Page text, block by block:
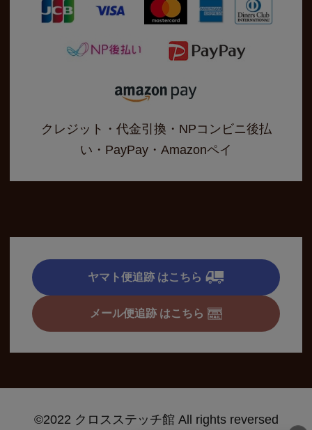
クレジット・代金引換・NPコンビニ後払
い・PayPay・Amazonペイ
ヤマト便追跡 はこちら
メール便追跡 はこちら
©2022 クロスステッチ館 All rights reversed